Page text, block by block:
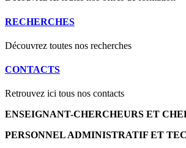
RECHERCHES
Découvrez toutes nos recherches
CONTACTS
Retrouvez ici tous nos contacts
ENSEIGNANT-CHERCHEURS ET
PERSONNEL ADMINISTRATIF ET